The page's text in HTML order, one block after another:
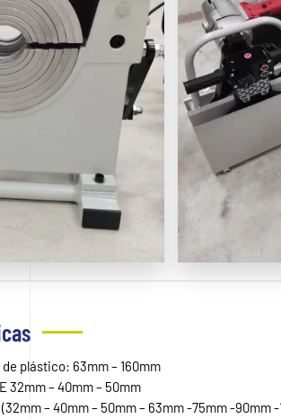
plástico: 63mm – 160mm
32mm – 40mm – 50mm
– 40mm – 50mm – 63mm -75mm -90mm -